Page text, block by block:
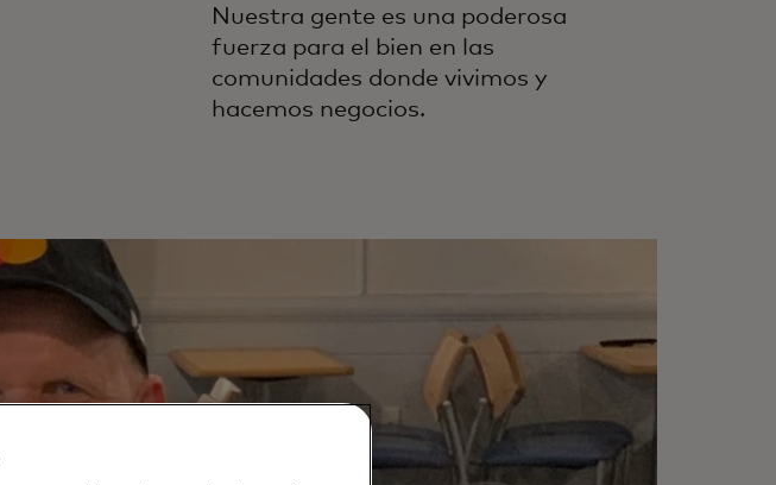
Nuestra gente es una poderosa
fuerza para el bien en las
comunidades donde vivimos y
hacemos negocios.